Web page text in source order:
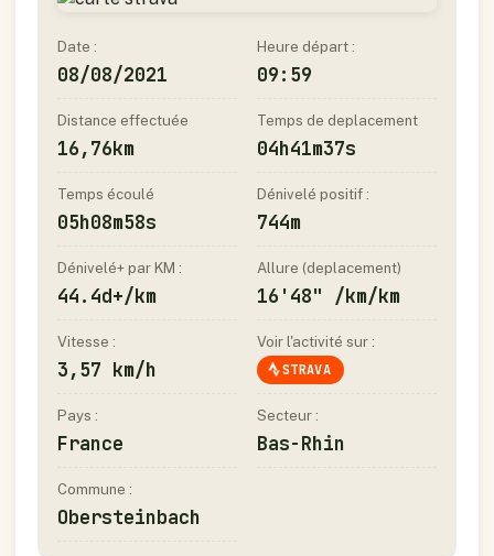
Date :
08/08/2021
Heure départ :
09:59
Distance effectuée
16,76km
Temps de deplacement
04h41m37s
Temps écoulé
05h08m58s
Dénivelé positif :
744m
Dénivelé+ par KM :
44.4d+/km
Allure (deplacement)
16'48" /km/km
Vitesse :
3,57 km/h
Voir l'activité sur :
STRAVA
Pays :
France
Secteur :
Bas-Rhin
Commune :
Obersteinbach